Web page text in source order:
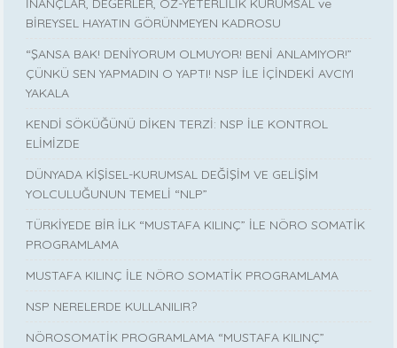
İNANÇLAR, DEĞERLER, ÖZ-YETERLİLİK KURUMSAL ve
BİREYSEL HAYATIN GÖRÜNMEYEN KADROSU
“ŞANSA BAK! DENİYORUM OLMUYOR! BENİ ANLAMIYOR!”
ÇÜNKÜ SEN YAPMADIN O YAPTI! NSP İLE İÇİNDEKİ AVCIYI
YAKALA
KENDİ SÖKÜĞÜNÜ DİKEN TERZİ: NSP İLE KONTROL
ELİMİZDE
DÜNYADA KİŞİSEL-KURUMSAL DEĞİŞİM VE GELİŞİM
YOLCULUĞUNUN TEMELİ “NLP”
TÜRKİYEDE BİR İLK “MUSTAFA KILINÇ” İLE NÖRO SOMATİK
PROGRAMLAMA
MUSTAFA KILINÇ İLE NÖRO SOMATİK PROGRAMLAMA
NSP NERELERDE KULLANILIR?
NÖROSOMATİK PROGRAMLAMA “MUSTAFA KILINÇ”